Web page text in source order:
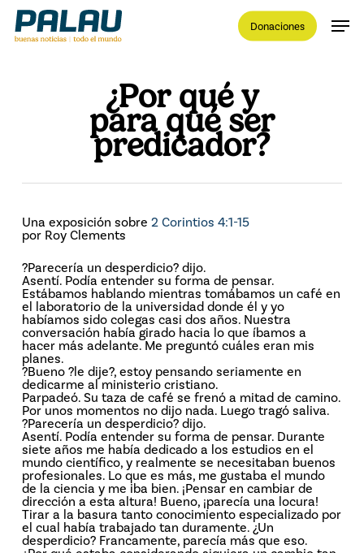
main
content
Donaciones
¿Por qué y
para qué ser
predicador?
Una exposición sobre 2 Corintios 4:1-15
por Roy Clements
?Parecería un desperdicio? dijo.
Asentí. Podía entender su forma de pensar.
Estábamos hablando mientras tomábamos un café en
el laboratorio de la universidad donde él y yo
habíamos sido colegas casi dos años. Nuestra
conversación había girado hacia lo que íbamos a
hacer más adelante. Me preguntó cuáles eran mis
planes.
?Bueno ?le dije?, estoy pensando seriamente en
dedicarme al ministerio cristiano.
Parpadeó. Su taza de café se frenó a mitad de camino.
Por unos momentos no dijo nada. Luego tragó saliva.
?Parecería un desperdicio? dijo.
Asentí. Podía entender su forma de pensar. Durante
siete años me había dedicado a los estudios en el
mundo científico, y realmente se necesitaban buenos
profesionales. Lo que es más, me gustaba el mundo
de la ciencia y me iba bien. ¡Pensar en cambiar de
dirección a esta altura! Bueno, ¡parecía una locura!
Tirar a la basura tanto conocimiento especializado por
el cual había trabajado tan duramente. ¿Un
desperdicio? Francamente, parecía más que eso.